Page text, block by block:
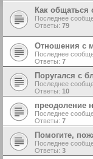
Как общаться
Последнее
Ответы: 79
Отношения с
Последнее
Ответы: 7
Поругался с
Последнее
Ответы: 10
преодоление
Последнее
Ответы: 7
Помогите,
Последнее
Ответы: 3